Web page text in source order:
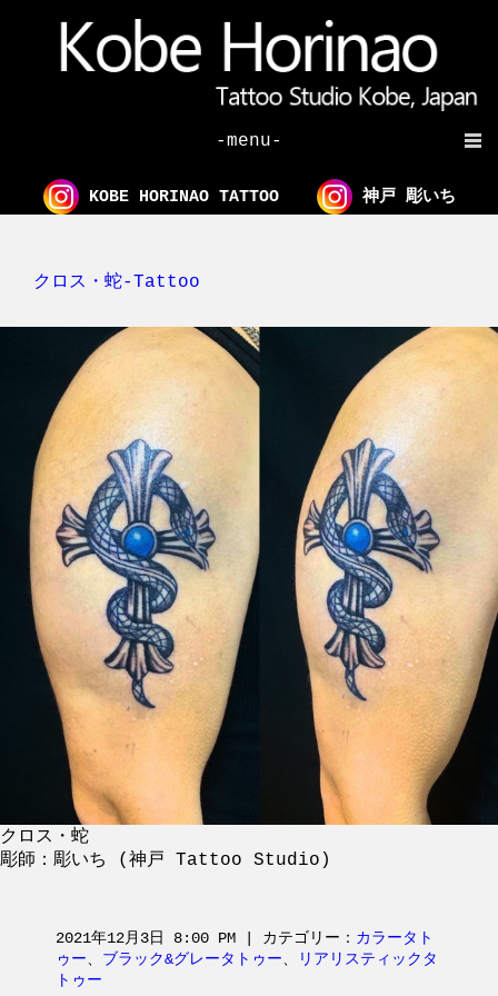
-menu-
KOBE HORINAO TATTOO 神戸 彫いち
クロス・蛇-Tattoo
クロス・蛇
彫師：彫いち (神戸 Tattoo Studio)
2021年12月3日 8:00 PM | カテゴリー： カラータト
ゥー、 ブラック&グレータトゥー、
リアリスティックタ
トゥー